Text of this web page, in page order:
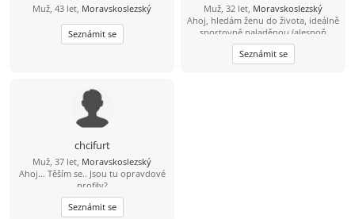
Muž, 43 let, Moravskoslezský
Seznámit se
Muž, 32 let, Moravskoslezský
Ahoj, hledám ženu do života, ideálně
sportovně naladěnou (alespoň
trošičku) :D která ví co chce od
života a bude ve vztahu pro mě ,
stejně jako já pro ni :) Jinak jsem
Seznámit se
chcifurt
Muž, 37 let, Moravskoslezský
Ahoj... Těším se.. Jsou tu opravdové
profily?
Seznámit se